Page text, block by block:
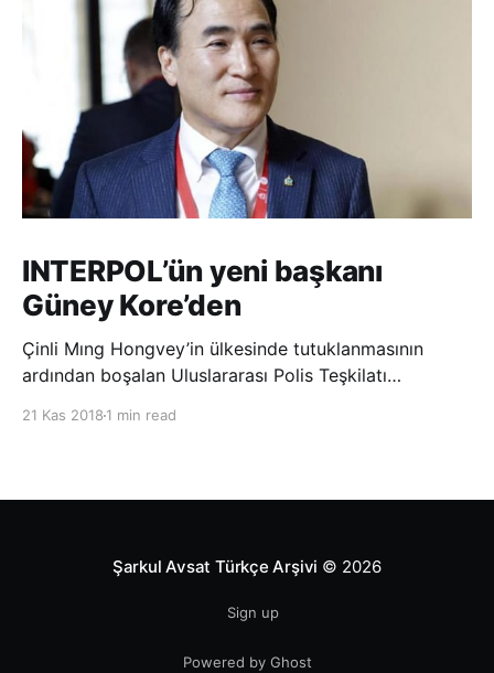
INTERPOL’ün yeni başkanı
Güney Kore’den
Çinli Mıng Hongvey’in ülkesinde tutuklanmasının
ardından boşalan Uluslararası Polis Teşkilatı
21 Kas 2018 1 min read
Şarkul Avsat Türkçe Arşivi © 2026
Sign up
Powered by Ghost